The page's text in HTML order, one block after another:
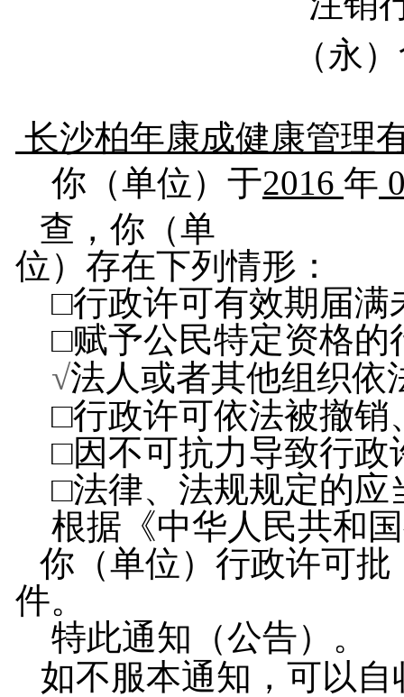
（永
长沙柏年康成健康管理
你（单位）于2016 年
查，你（单
位）存在下列情形：
□行政许可有效期届满
□赋予公民特定资格的
√法人或者其他组织依
□行政许可依法被撤销
□因不可抗力导致行政
□法律、法规规定的应
根据《中华人民共和
你（单位）行政许可批
件。
特此通知（公告）。
如不服本通知，可以